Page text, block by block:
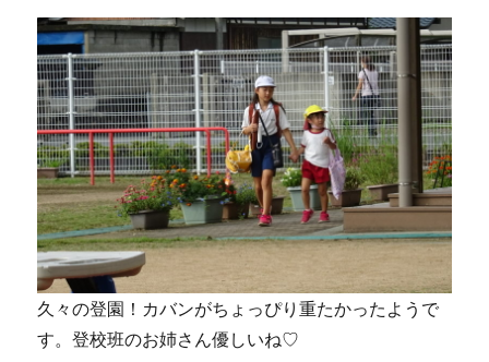
久々の登園！カバンがちょっぴり重たかったようで
す。登校班のお姉さん優しいね♡